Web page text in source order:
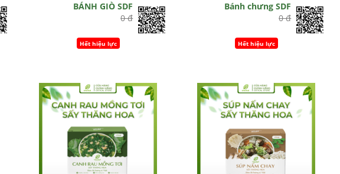
BÁNH GIÒ SDF
0 đ
Hết hiệu lực
Bánh chưng SDF
0 đ
Hết hiệu lực